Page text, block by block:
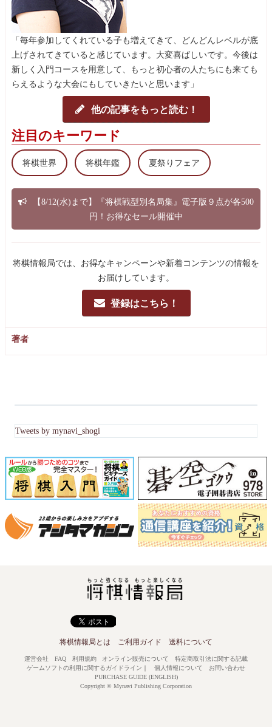
「毎年参加してくれている子も増えてきて、どんどんレベルが底
上げされてきていると感じています。大変喜ばしいです。今後は
新しく入門コースを用意して、もっと初心者の人たちにも来ても
らえるような大会にもしていきたいと思います」
他の記事をもっと読む！
注目のキーワード
将棋世界 将棋年鑑 夏祭りフェア
【8/12(水)まで】『将棋戦型別名局集』電子版９点が各500
円！お得なセール開催中
将棋情報局では、お得なキャンペーンや新着コンテンツの情報を
お届けしています。
登録はこちら！
著者
Tweets by mynavi_shogi
将棋情報局とは ご利用ガイド 送料について
運営会社 FAQ 利用規約 オンライン販売について
特定商取引法に関する記載
ゲームソフトの利用に関するガイドライン ｜ 個人情報について
お問い合わせ
PURCHASE GUIDE (ENGLISH)
Copyright © Mynavi Publishing Corporation